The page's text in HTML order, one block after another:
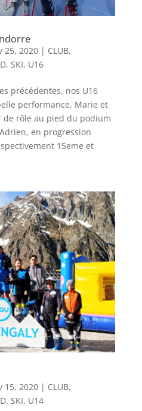
25, 2020| CLUB,
, SKI, U16
précédentes, nos U16
performance, Marie et
rôle au pied du podium
en progression
15eme et
15, 2020| CLUB,
, SKI, U14